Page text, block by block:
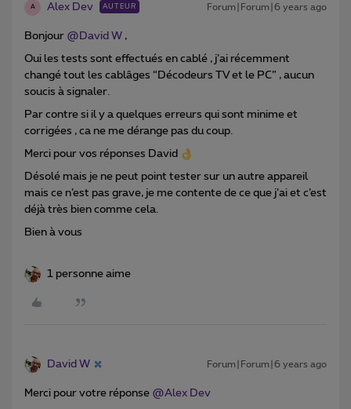
A Alex Dev AUTEUR Forum|Forum|6 years ago
Bonjour @David W ,
Oui les tests sont effectués en cablé , j’ai récemment
changé tout les cablâges “Décodeurs TV et le PC” , aucun
soucis à signaler.
Par contre si il y a quelques erreurs qui sont minime et
corrigées , ca ne me dérange pas du coup.
Merci pour vos réponses David
Désolé mais je ne peut point tester sur un autre appareil
mais ce n’est pas grave, je me contente de ce que j’ai et c’est
déjà très bien comme cela.
Bien à vous
1 personne aime
David W Forum|Forum|6 years ago
Merci pour votre réponse @Alex Dev